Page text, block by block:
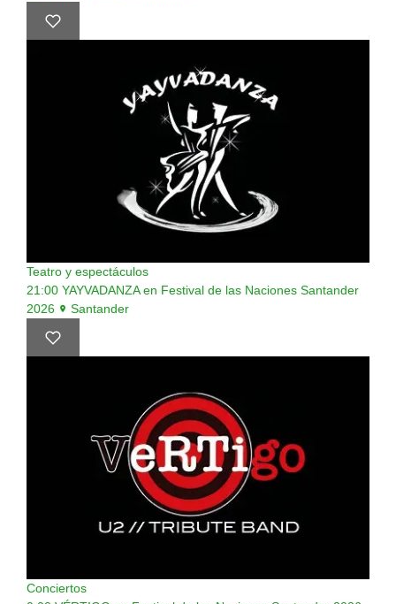
Teatro y espectáculos
21:00 YAYVADANZA en Festival de las Naciones Santander
2026
Santander
Conciertos